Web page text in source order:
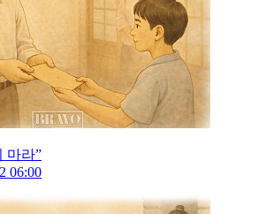
마라”
06:00